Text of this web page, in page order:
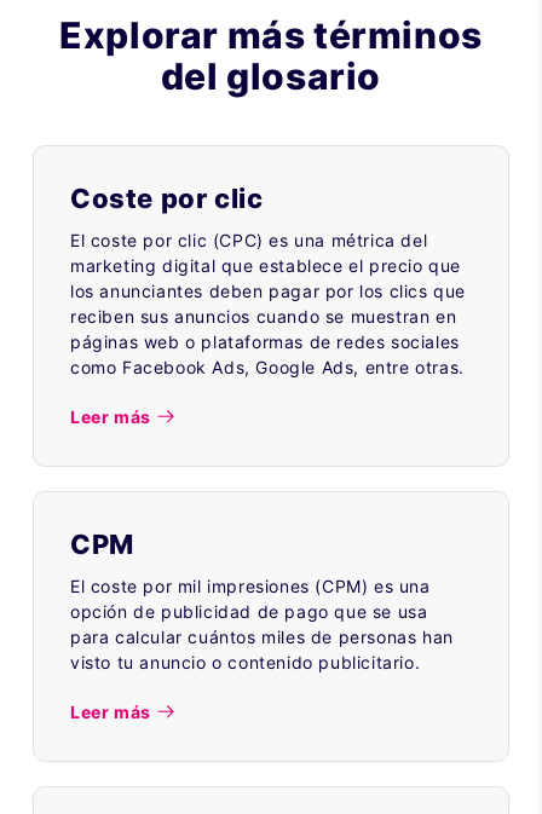
Explorar más términos
del glosario
Coste por clic
El coste por clic (CPC) es una métrica del
marketing digital que establece el precio que
los anunciantes deben pagar por los clics que
reciben sus anuncios cuando se muestran en
páginas web o plataformas de redes sociales
como Facebook Ads, Google Ads, entre otras.
Leer más
CPM
El coste por mil impresiones (CPM) es una
opción de publicidad de pago que se usa
para calcular cuántos miles de personas han
visto tu anuncio o contenido publicitario.
Leer más